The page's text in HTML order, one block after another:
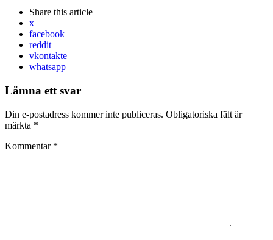
Share this article
x
facebook
reddit
vkontakte
whatsapp
Lämna ett svar
Din e-postadress kommer inte publiceras. Obligatoriska fält är
märkta *
Kommentar *